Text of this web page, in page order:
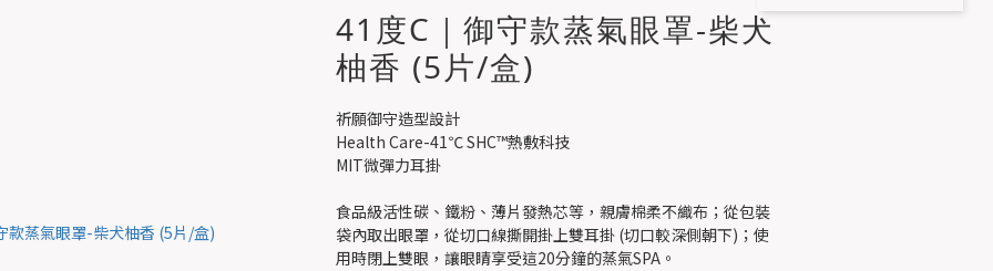
41度C｜御守款蒸氣眼罩-柴犬
柚香 (5片/盒)
祈願御守造型設計
Health Care-41℃ SHC™熱敷科技
MIT微彈力耳掛
食品級活性碳、鐵粉、薄片發熱芯等，親膚棉柔不織布；從包裝
袋內取出眼罩，從切口線撕開掛上雙耳掛 (切口較深側朝下)；使
用時閉上雙眼，讓眼睛享受這20分鐘的蒸氣SPA。